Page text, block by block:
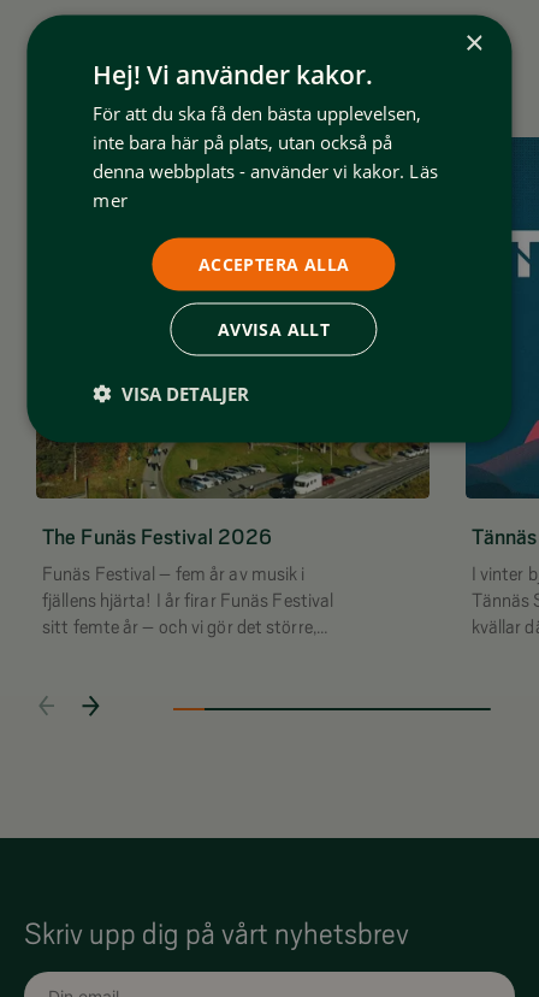
Du kanske också gillar det här?
The Funäs Festival 2026
Funäs Festival – fem år av musik i
fjällens hjärta! I år firar Funäs Festival
sitt femte år – och vi gör det större,
I vinter
Tännäs
kvällar
Skriv upp dig på vårt nyhetsbrev
×
Hej! Vi använder kakor.
För att du ska få den bästa upplevelsen,
inte bara här på plats, utan också på
denna webbplats - använder vi kakor. Läs
mer
ACCEPTERA ALLA
AVVISA ALLT
VISA DETALJER